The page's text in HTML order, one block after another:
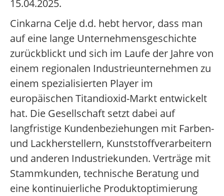
15.04.2025.
Cinkarna Celje d.d. hebt hervor, dass man
auf eine lange Unternehmensgeschichte
zurückblickt und sich im Laufe der Jahre von
einem regionalen Industrieunternehmen zu
einem spezialisierten Player im
europäischen Titandioxid-Markt entwickelt
hat. Die Gesellschaft setzt dabei auf
langfristige Kundenbeziehungen mit Farben-
und Lackherstellern, Kunststoffverarbeitern
und anderen Industriekunden. Verträge mit
Stammkunden, technische Beratung und
eine kontinuierliche Produktoptimierung